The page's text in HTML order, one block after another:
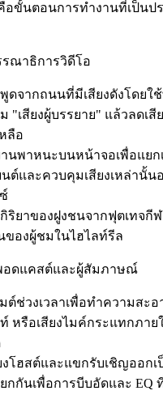
อขั้นตอนการทำงานที่เป็นป
รณาธิการวิดีโอ
พูดจากถนนที่มีเสียงดังโดยใ
"เสียงผู้บรรยาย" แล้วลดเสี
ลือ
นพาหนะบนหน้าจอเพื่อแยก
นต์และควบคุมเสียงเหล่านั้น
ริยาของฝูงชนจากฟุตเทจกีฬ
ของผู้ชมในไฮไลท์รีล
อดแคสต์และผู้สัมภาษณ์
ต์ช่วงเวลาเพื่อทำความสะอา
หรือเสียงไมค์กระแทกภาย
งโฮสต์และแขกรับเชิญออกเ
กกันเพื่อการบีบอัดและ EQ